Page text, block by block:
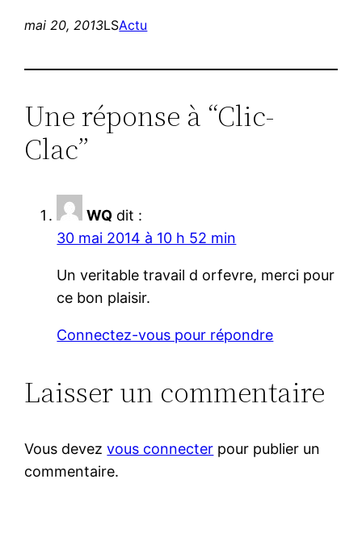
mai 20, 2013LSActu
Une réponse à “Clic-
Clac”
WQ dit :
30 mai 2014 à 10 h 52 min
Un veritable travail d orfevre, merci pour
ce bon plaisir.
Connectez-vous pour répondre
Laisser un commentaire
Vous devezvous connecter pour publier un
commentaire.